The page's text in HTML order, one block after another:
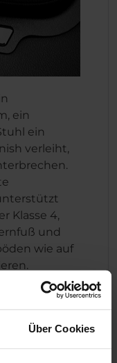
Über Cookies
ein
ein
verleiht,
Klasse 4,
und
wie auf